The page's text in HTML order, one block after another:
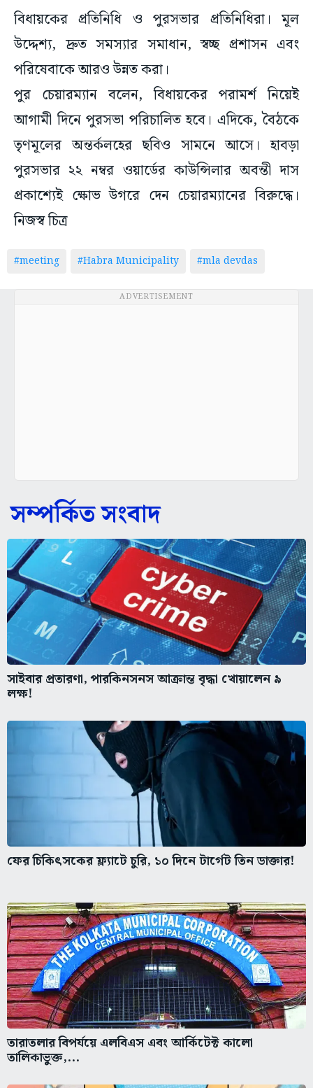
বিধায়কের প্রতিনিধি ও পুরসভার প্রতিনিধিরা। মূল
উদ্দেশ্য, দ্রুত সমস্যার সমাধান, স্বচ্ছ প্রশাসন এবং
পরিষেবাকে আরও উন্নত করা।
পুর চেয়ারম্যান বলেন, বিধায়কের পরামর্শ নিয়েই
আগামী দিনে পুরসভা পরিচালিত হবে। এদিকে, বৈঠকে
তৃণমূলের অন্তর্কলহের ছবিও সামনে আসে। হাবড়া
পুরসভার ২২ নম্বর ওয়ার্ডের কাউন্সিলার অবন্তী দাস
প্রকাশ্যেই ক্ষোভ উগরে দেন চেয়ারম্যানের বিরুদ্ধে।
নিজস্ব চিত্র
#meeting #Habra Municipality #mla devdas
ADVERTISEMENT
সম্পর্কিত সংবাদ
সাইবার প্রতারণা, পারকিনসনস আক্রান্ত বৃদ্ধা খোয়ালেন ৯
লক্ষ!
ফের চিকিৎসকের ফ্ল্যাটে চুরি, ১০ দিনে টার্গেট তিন ডাক্তার!
তারাতলার বিপর্যয়ে এলবিএস এবং আর্কিটেক্ট কালো
তালিকাভুক্ত,...